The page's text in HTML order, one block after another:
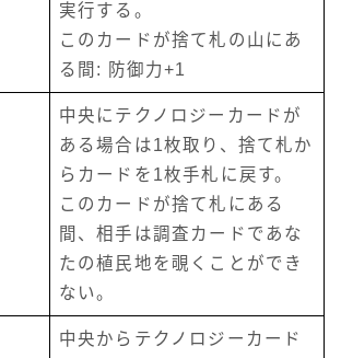
実行する。
このカードが捨て札の山にあ
る間: 防御力+1
中央にテクノロジーカードが
ある場合は1枚取り、捨て札か
らカードを1枚手札に戻す。
このカードが捨て札にある
間、相手は調査カードであな
たの植民地を覗くことができ
ない。
中央からテクノロジーカード